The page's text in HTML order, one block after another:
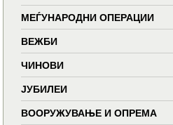
МЕЃУНАРОДНИ ОПЕРАЦИИ
ВЕЖБИ
ЧИНОВИ
ЈУБИЛЕИ
ВООРУЖУВАЊЕ И ОПРЕМА